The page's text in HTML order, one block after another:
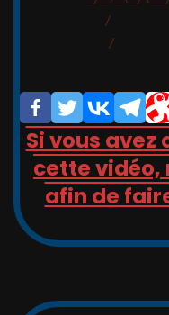
/
/
Si vous
cette vidéo,
afin de